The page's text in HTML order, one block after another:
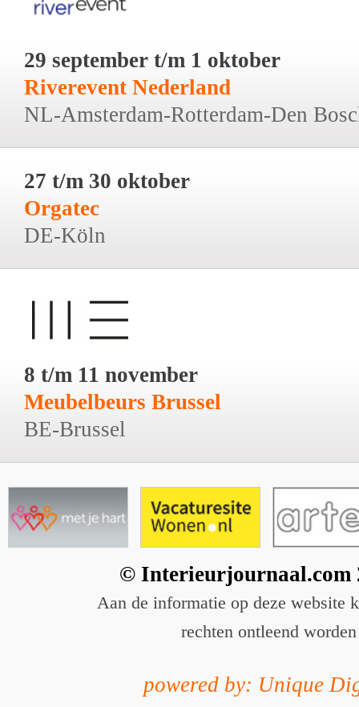
29 september t/m 1 oktober
Riverevent Nederland
NL-Amsterdam-Rotterdam-Den
27 t/m 30 oktober
Orgatec
DE-Köln
8 t/m 11 november
Meubelbeurs Brussel
BE-Brussel
© Interieurjournaal.com
Aan de informatie op deze website
rechten ontleend worden
powered by: Unique